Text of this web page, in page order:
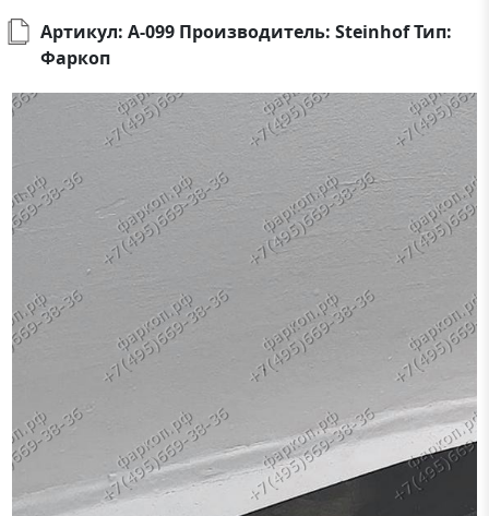
Артикул: A-099 Производитель: Steinhof Тип:
Фаркоп